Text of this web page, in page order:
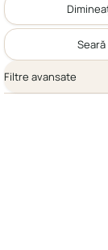
Seară
Filtre avansate